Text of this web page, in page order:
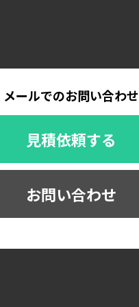
メールでのお問い合わせ
見積依頼する
お問い合わせ